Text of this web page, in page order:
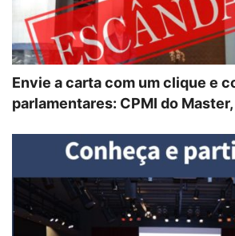
Envie a carta com um clique e
parlamentares: CPMI do Master,